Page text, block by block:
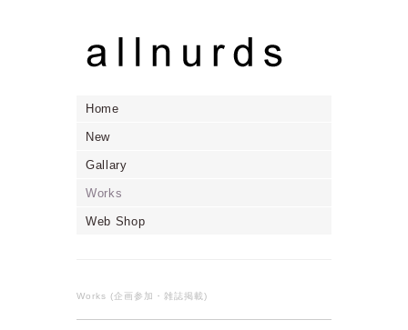
Home
New
Gallary
Works
Web Shop
Works (企画参加・雑誌掲載)